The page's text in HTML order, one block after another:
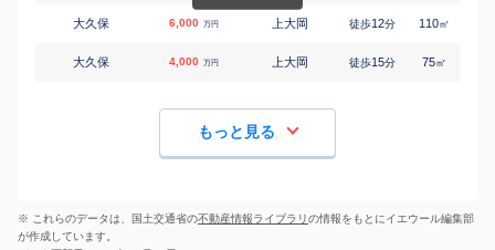
大久保 6,000 万円 上大岡 徒歩12分 110㎡
大久保 4,000 万円 上大岡 徒歩15分 75㎡
もっと見る
※ これらのデータは、国土交通省の不動産情報ライブラリの情報をもとにイエウール編集部
が作成しています。